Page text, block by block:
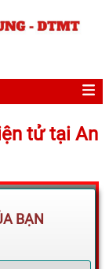
tử tại An
BẠN